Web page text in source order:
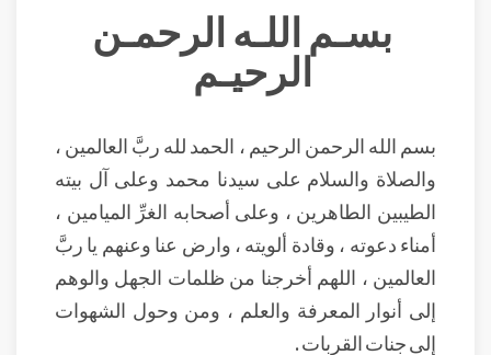
بسـم اللـه الرحمـن
الرحيـم
بسم الله الرحمن الرحيم ، الحمد لله ربَّ العالمين ،
والصلاة والسلام على سيدنا محمد وعلى آل بيته
الطيبين الطاهرين ، وعلى أصحابه الغرِّ الميامين ،
أمناء دعوته ، وقادة ألويته ، وارض عنا وعنهم يا ربَّ
العالمين ، اللهم أخرجنا من ظلمات الجهل والوهم
إلى أنوار المعرفة والعلم ، ومن وحول الشهوات
إلى جنات القربات .